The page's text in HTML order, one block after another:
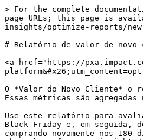
> For the complete documentation index, see [llms.txt](https://help.impact.com/llms.txt). Markdown versions of documentation pages are available by appending `.md` to page URLs; this page is available as [Markdown](https://help.impact.com/brand/pt-br/what-would-you-like-to-learn-about/platform-features/cross-channel-performance-insights/optimize-reports/new-customer-value-report.md).

# Relatório de valor de novo cliente

<a href="https://pxa.impact.com/student/activity/2860074-micro-top-5-optimize-reports-for-brands?utm_source=app.impact.com&#x26;utm_medium=owned-platform&#x26;utm_content=opt-351-1&#x26;utm_campaign=help-center" class="button primary">Faça o curso PXA</a>

O *Valor do Novo Cliente* o relatório fornece métricas sobre o valor agregado que novos clientes trazem ao seu programa, bem como sobre seu comportamento de compra. Essas métricas são agregadas no nível do parceiro e podem ser exibidas ao longo de um período de tempo definido.

Use este relatório para avaliar o valor gerado por uma determinada promoção. Por exemplo, você pode definir o *Intervalo de datas* filtro para o fim de semana da Black Friday e, em seguida, definir o *Período de Avaliação* filtro para 180 dias para ver quantos dos novos clientes que você adquiriu naquele fim de semana acabaram comprando novamente nos 180 dias seguintes. Saiba mais sobre [Optimize